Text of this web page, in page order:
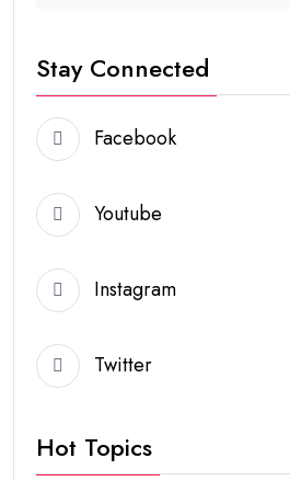
Stay Connected
Facebook
Youtube
Instagram
Twitter
Hot Topics